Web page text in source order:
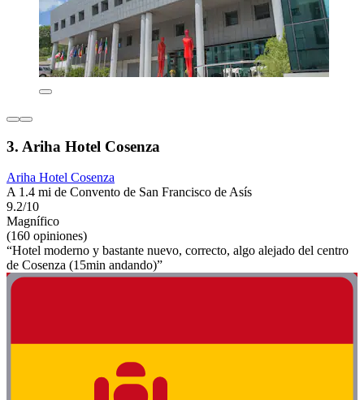
3. Ariha Hotel Cosenza
Ariha Hotel Cosenza
A 1.4 mi de Convento de San Francisco de Asís
9.2/10
Magnífico
(160 opiniones)
“Hotel moderno y bastante nuevo, correcto, algo alejado del centro
de Cosenza (15min andando)”